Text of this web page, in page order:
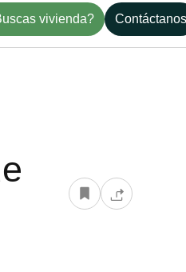
vivienda? Contáctanos